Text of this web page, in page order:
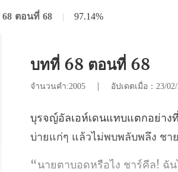
ตอนที่ 68 | 97.14%
บทที่ 68 ตอนที่ 68
จำนวนคำ:2005 | อัปเดตเมื่อ：23/
บ่ายแก่ๆ แล้วไม่พ